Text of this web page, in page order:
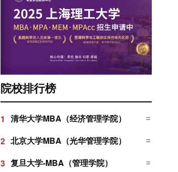
院校排行榜
1
清华大学MBA（经济管理学院）
2 北京大学MBA（光华管理学院）
3 复旦大学-MBA（管理学院）